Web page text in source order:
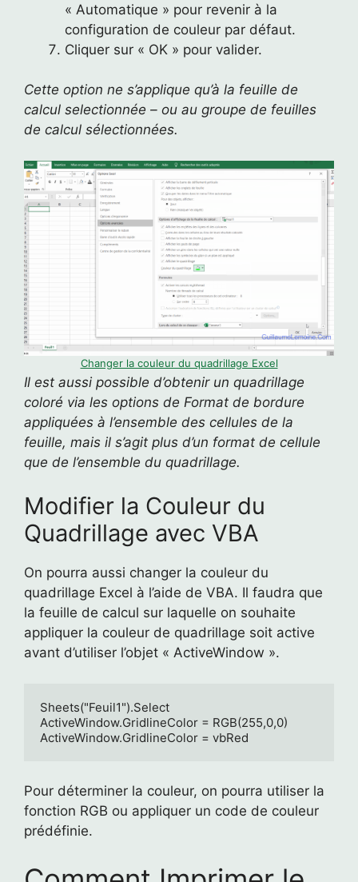
« Automatique » pour revenir à la
configuration de couleur par défaut.
Cliquer sur « OK » pour valider.
Cette option ne s’applique qu’à la feuille de
calcul selectionnée – ou au groupe de feuilles
de calcul sélectionnées.
Changer la couleur du quadrillage Excel
Il est aussi possible d’obtenir un quadrillage
coloré via les options de Format de bordure
appliquées à l’ensemble des cellules de la
feuille, mais il s’agit plus d’un format de cellule
que de l’ensemble du quadrillage.
Modifier la Couleur du
Quadrillage avec VBA
On pourra aussi changer la couleur du
quadrillage Excel à l’aide de VBA. Il faudra que
la feuille de calcul sur laquelle on souhaite
appliquer la couleur de quadrillage soit active
avant d’utiliser l’objet « ActiveWindow ».
Sheets("Feuil1").Select
ActiveWindow.GridlineColor = RGB(255,0,0)
ActiveWindow.GridlineColor = vbRed
Pour déterminer la couleur, on pourra utiliser la
fonction RGB ou appliquer un code de couleur
prédéfinie.